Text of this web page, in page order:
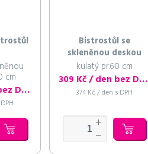
cm
660 Kč / den bez DPH
Bistrostůl se
skleněnou deskou
kulatý pr.60 cm
309 Kč / den bez DPH
374 Kč / den s DPH